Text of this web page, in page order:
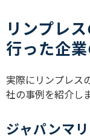
リンプレ
行った企
実際にリンプレス
社の事例を紹介しま
ジャパンマ